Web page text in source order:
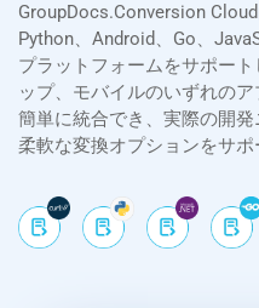
GroupDocs.Conversion
Python、Android、Go、
プラットフォームをサポー
ップ、モバイルのいずれの
簡単に統合でき、実際の開
柔軟な変換オプションをサポ